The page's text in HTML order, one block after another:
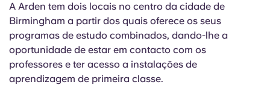
A Arden tem dois locais no centro da cidade de
Birmingham a partir dos quais oferece os seus
programas de estudo combinados, dando-lhe a
oportunidade de estar em contacto com os
professores e ter acesso a instalações de
aprendizagem de primeira classe.